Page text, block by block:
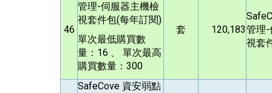
46
管理-伺服器主機檢
視套件包(每年訂閱)
單次最低購買數
量：16 、 單次最高
購買數量：300
套 120,183管理-
視套
SafeCove 資安弱點